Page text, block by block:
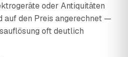
oder Antiquitäten
auf den Preis angerechnet —
oft deutlich